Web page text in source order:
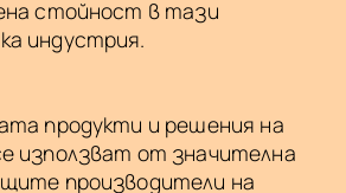
стойност в тази
индустрия.
продукти и решения на
използват от значителна
производители на